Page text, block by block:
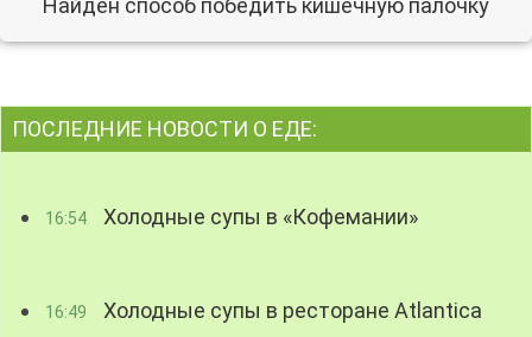
Найден способ победить кишечную палочку
ПОСЛЕДНИЕ НОВОСТИ О ЕДЕ:
16:54 Холодные супы в «Кофемании»
16:49 Холодные супы в ресторане Atlantica